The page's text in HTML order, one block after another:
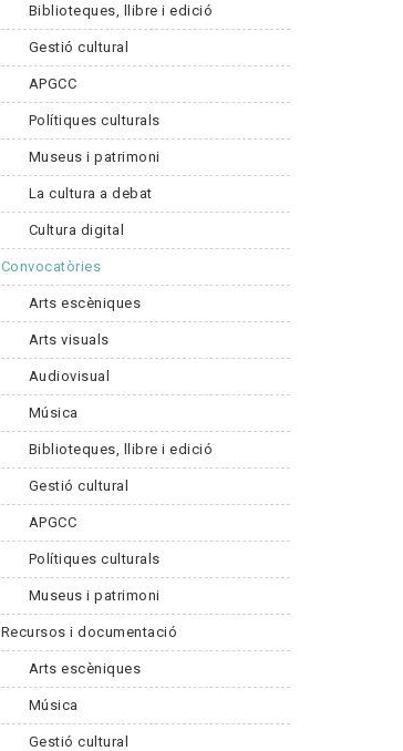
Biblioteques, llibre i edició
Gestió cultural
APGCC
Polítiques culturals
Museus i patrimoni
La cultura a debat
Cultura digital
Convocatòries
Arts escèniques
Arts visuals
Audiovisual
Música
Biblioteques, llibre i edició
Gestió cultural
APGCC
Polítiques culturals
Museus i patrimoni
Recursos i documentació
Arts escèniques
Música
Gestió cultural